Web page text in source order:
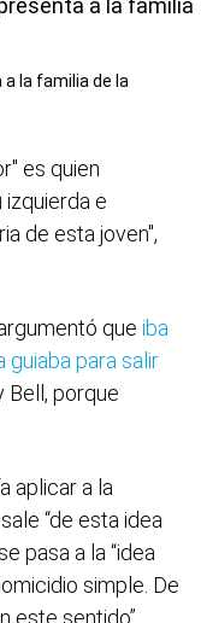
a la familia de la
es quien
izquierda e
de esta joven",
que iba
guiaba para salir
Bell, porque
aplicar a la
“de esta idea
pasa a la “idea
simple. De
este sentido”.